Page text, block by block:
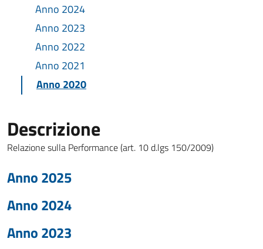
Anno 2024
Anno 2023
Anno 2022
Anno 2021
Anno 2020
Descrizione
Relazione sulla Performance (art. 10 d.lgs 150/2009)
Anno 2025
Anno 2024
Anno 2023